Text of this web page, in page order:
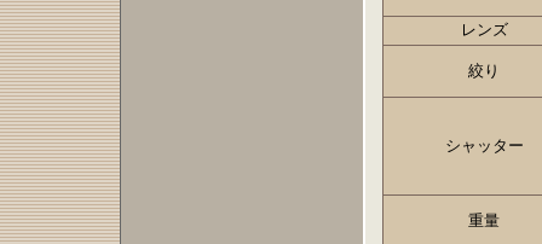
レンズ
絞り
シャッター
重量